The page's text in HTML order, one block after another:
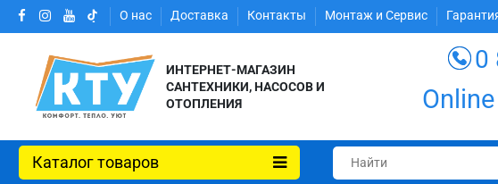
О нас Доставка Контакты Монтаж и Сервис
ИНТЕРНЕТ-МАГАЗИН
САНТЕХНИКИ, НАСОСОВ И
ОТОПЛЕНИЯ
0
Каталог товаров